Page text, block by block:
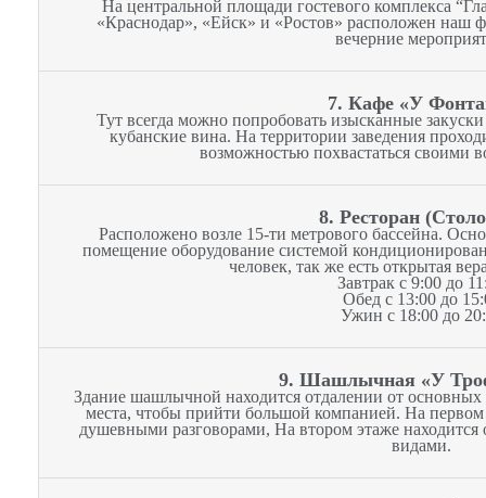
На центральной площади гостевого комплекса
«Краснодар», «Ейск» и «Ростов» расположен наш
вечерние
7. Кафе «У
Тут всегда можно попробовать изысканные
кубанские вина. На территории заведения
возможностью похвастаться своими
8. Ресторан
Расположено возле 15-ти метрового бассейна.
помещение оборудование системой
человек, так же есть открытая
Завтрак с 9:00 до
Обед c 13:00 до
Ужин с 18:00 до
9. Шашлычная «У
Здание шашлычной находится отдалении от основных
места, чтобы прийти большой компанией. На первом
душевными разговорами, На втором этаже находится
видами.